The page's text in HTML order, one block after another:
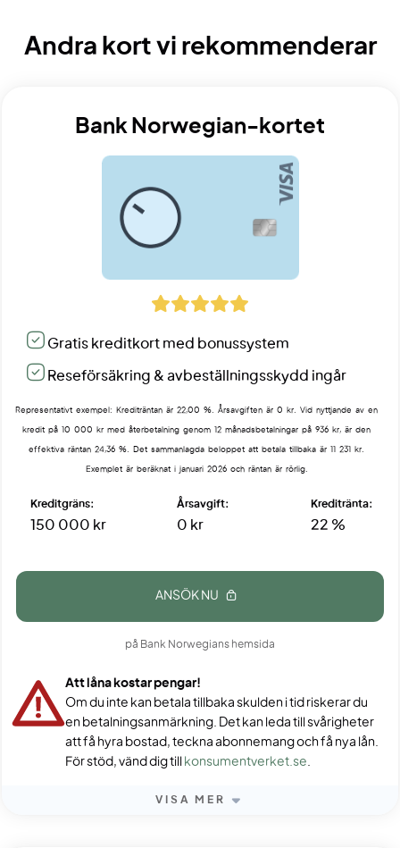
Andra kort vi rekommenderar
Bank Norwegian-kortet
Gratis kreditkort med bonussystem
Reseförsäkring & avbeställningsskydd ingår
Representativt exempel: Krediträntan är 22,00 %. Årsavgiften är 0 kr. Vid nyttjande av en
kredit på 10 000 kr med återbetalning genom 12 månadsbetalningar på 936 kr, är den
effektiva räntan 24,36 %. Det sammanlagda beloppet att betala tillbaka är 11 231 kr.
Exemplet är beräknat i januari 2026 och räntan är rörlig.
Kreditgräns:
150 000 kr
Årsavgift:
0 kr
Kreditränta:
22 %
ANSÖK NU
på Bank Norwegians hemsida
Att låna kostar pengar!
Om du inte kan betala tillbaka skulden i tid riskerar du
en betalningsanmärkning. Det kan leda till svårigheter
att få hyra bostad, teckna abonnemang och få nya lån.
För stöd, vänd dig till
konsumentverket.se.
VISA MER